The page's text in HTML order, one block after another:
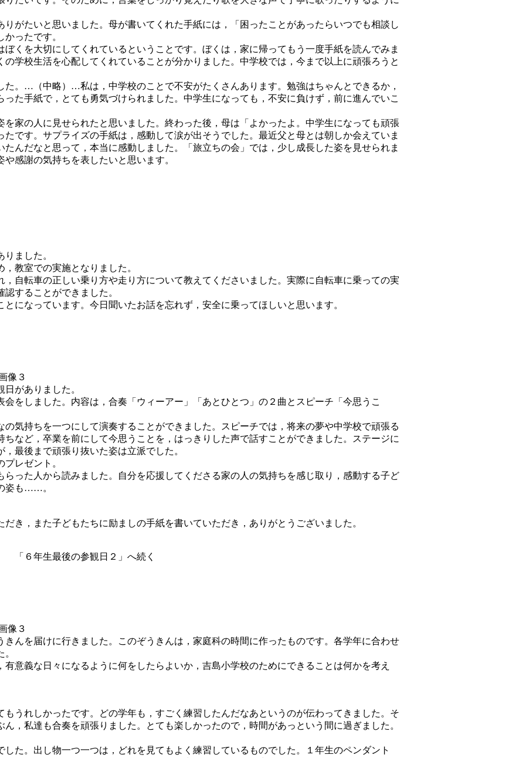
りがたいと思いました。母が書いてくれた手紙には，「困ったことがあったらいつでも相談し
ったです。
ぼくを大切にしてくれているということです。ぼくは，家に帰ってもう一度手紙を読んでみま
学校生活を心配してくれていることが分かりました。中学校では，今まで以上に頑張ろうと
た。…（中略）…私は，中学校のことで不安がたくさんあります。勉強はちゃんとできるか，
た手紙で，とても勇気づけられました。中学生になっても，不安に負けず，前に進んでいこ
を家の人に見せられたと思いました。終わった後，母は「よかったよ。中学生になっても頑張
です。サプライズの手紙は，感動して涙が出そうでした。最近父と母とは朝しか会えていま
んだなと思って，本当に感動しました。「旅立ちの会」では，少し成長した姿を見せられま
感謝の気持ちを表したいと思います。
ました。
教室での実施となりました。
自転車の正しい乗り方や走り方について教えてくださいました。実際に自転車に乗っての実
することができました。
になっています。今日聞いたお話を忘れず，安全に乗ってほしいと思います。
がありました。
をしました。内容は，合奏「ウィーアー」「あとひとつ」の２曲とスピーチ「今思うこ
気持ちを一つにして演奏することができました。スピーチでは，将来の夢や中学校で頑張る
など，卒業を前にして今思うことを，はっきりした声で話すことができました。ステージに
最後まで頑張り抜いた姿は立派でした。
レゼント。
った人から読みました。自分を応援してくださる家の人の気持ちを感じ取り，感動する子ど
姿も……。
き，また子どもたちに励ましの手紙を書いていただき，ありがとうございました。
日２」へ続く
んを届けに行きました。このぞうきんは，家庭科の時間に作ったものです。各学年に合わせ
意義な日々になるように何をしたらよいか，吉島小学校のためにできることは何かを考え
もうれしかったです。どの学年も，すごく練習したんだなあというのが伝わってきました。そ
，私達も合奏を頑張りました。とても楽しかったので，時間があっという間に過ぎました。
した。出し物一つ一つは，どれを見てもよく練習しているものでした。１年生のペンダント